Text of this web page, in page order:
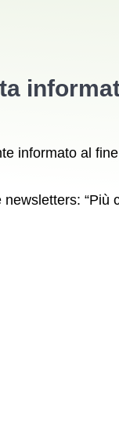
informato al
“Più